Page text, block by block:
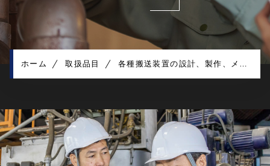
コンテンツ
ホーム 取扱品目 各種搬送装置の設計、製作、メンテナンス